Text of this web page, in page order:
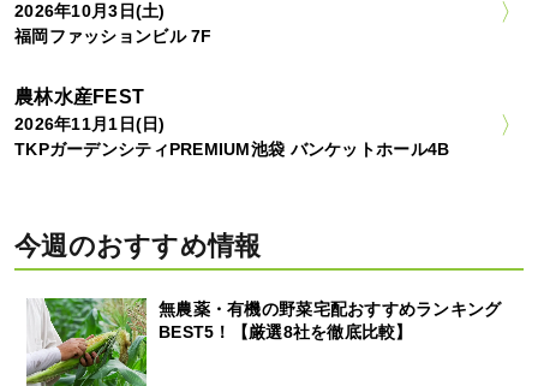
2026年10月3日(土)
福岡ファッションビル 7F
農林水産FEST
2026年11月1日(日)
TKPガーデンシティPREMIUM池袋 バンケットホール4B
今週のおすすめ情報
無農薬・有機の野菜宅配おすすめランキング
BEST5！【厳選8社を徹底比較】